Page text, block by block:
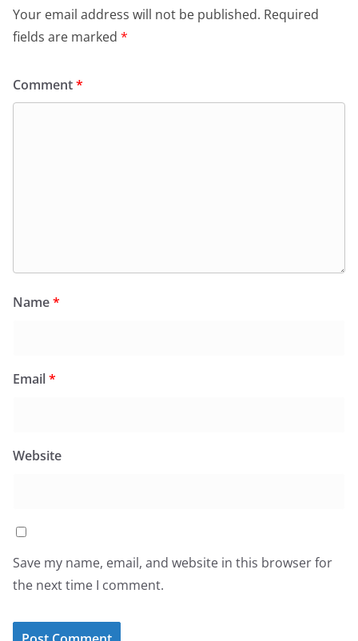
Your email address will not be published. Required
fields are marked *
Comment*
Name*
Email*
Website
Save my name, email, and website in this browser for
the next time I comment.